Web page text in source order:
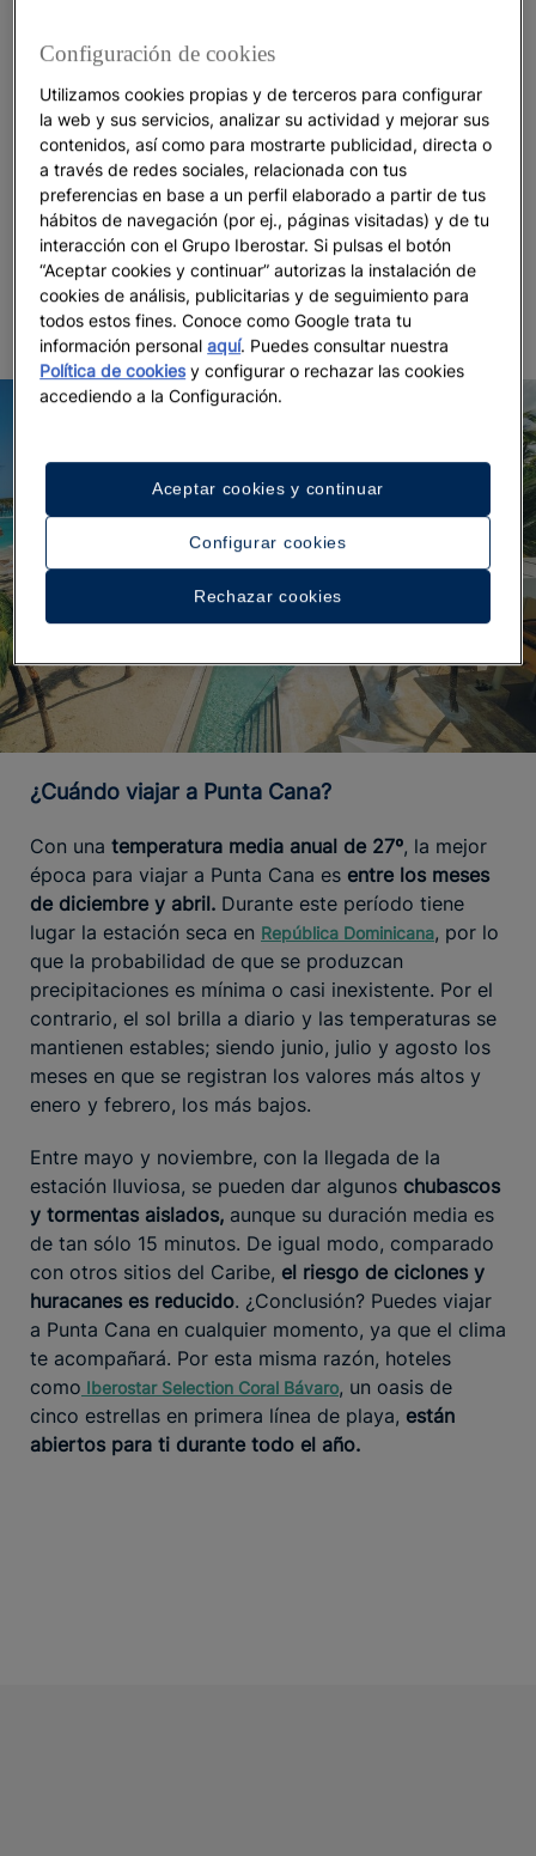
tiempo durante todo el año
localización, en el extremo más oriental de la
República Dominicana, posee un agradable clima
tropical, con pocas lluvias, un grado de humedad
elevado pero tolerable y temperaturas templadas.
A continuación, te contaremos cuándo viajar a
Punta Cana para disfrutar de tus vacaciones al
máximo y te explicaremos qué se necesita para
hacerlo desde España.
¿Cuándo viajar a Punta Cana?
Con una temperatura media anual de 27º, la mejor
época para viajar a Punta Cana es entre los meses
de diciembre y abril. Durante este período tiene
lugar la estación seca en República Dominicana, por lo
que la probabilidad de que se produzcan
precipitaciones es mínima o casi inexistente. Por el
contrario, el sol brilla a diario y las temperaturas se
mantienen estables; siendo junio, julio y agosto los
meses en que se registran los valores más altos y
enero y febrero, los más bajos.
Entre mayo y noviembre, con la llegada de la
estación lluviosa, se pueden dar algunos chubascos
y tormentas aislados, aunque su duración media es
de tan sólo 15 minutos. De igual modo, comparado
con otros sitios del Caribe, el riesgo de ciclones y
huracanes es reducido. ¿Conclusión? Puedes viajar
a Punta Cana en cualquier momento, ya que el clima
te acompañará. Por esta misma razón, hoteles
como Iberostar Selection Coral Bávaro, un oasis de
cinco estrellas en primera línea de playa, están
abiertos para ti durante todo el año.
Configuración de cookies
Utilizamos cookies propias y de terceros para configurar
la web y sus servicios, analizar su actividad y mejorar sus
contenidos, así como para mostrarte publicidad, directa o
a través de redes sociales, relacionada con tus
preferencias en base a un perfil elaborado a partir de tus
hábitos de navegación (por ej., páginas visitadas) y de tu
interacción con el Grupo Iberostar. Si pulsas el botón
“Aceptar cookies y continuar” autorizas la instalación de
cookies de análisis, publicitarias y de seguimiento para
todos estos fines. Conoce como Google trata tu
información personalaquí. Puedes consultar nuestra
Política de cookiesy configurar o rechazar las cookies
accediendo a la Configuración.
Configurar cookies
Rechazar cookies
Aceptar cookies y continuar